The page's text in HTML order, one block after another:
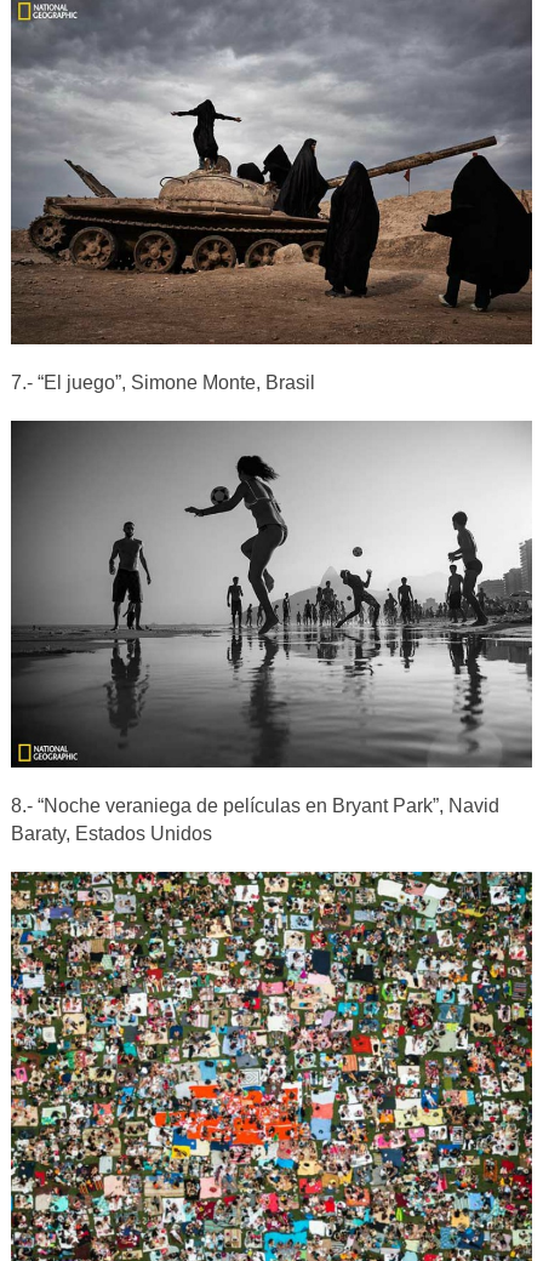
7.- “El juego”, Simone Monte, Brasil
8.- “Noche veraniega de películas en Bryant Park”, Navid
Baraty, Estados Unidos